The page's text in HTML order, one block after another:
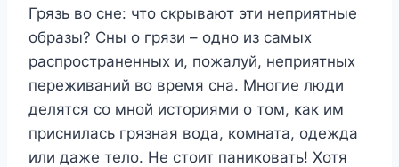
Грязь во сне: что скрывают эти неприятные
образы? Сны о грязи – одно из самых
распространенных и, пожалуй, неприятных
переживаний во время сна. Многие люди
делятся со мной историями о том, как им
приснилась грязная вода, комната, одежда
или даже тело. Не стоит паниковать! Хотя